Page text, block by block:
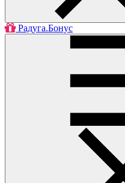
Радуга.Бонус